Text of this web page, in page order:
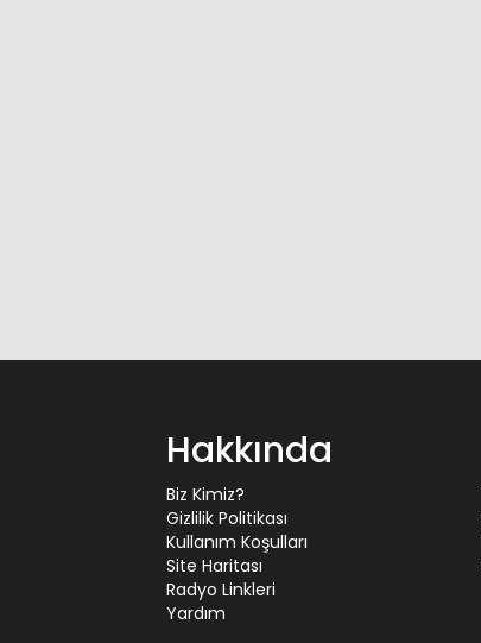
Hakkında
Biz Kimiz?
Gizlilik Politikası
Kullanım Koşulları
Site Haritası
Radyo Linkleri
Yardım